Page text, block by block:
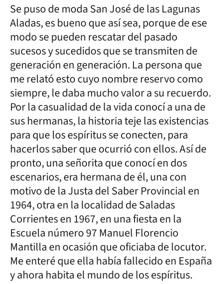
Se puso de moda San José de las Lagunas
Aladas, es bueno que así sea, porque de ese
modo se pueden rescatar del pasado
sucesos y sucedidos que se transmiten de
generación en generación. La persona que
me relató esto cuyo nombre reservo como
siempre, le daba mucho valor a su recuerdo.
Por la casualidad de la vida conocí a una de
sus hermanas, la historia teje las existencias
para que los espíritus se conecten, para
hacerlos saber que ocurrió con ellos. Así de
pronto, una señorita que conocí en dos
escenarios, era hermana de él, una con
motivo de la Justa del Saber Provincial en
1964, otra en la localidad de Saladas
Corrientes en 1967, en una fiesta en la
Escuela número 97 Manuel Florencio
Mantilla en ocasión que oficiaba de locutor.
Me enteré que ella había fallecido en España
y ahora habita el mundo de los espíritus.